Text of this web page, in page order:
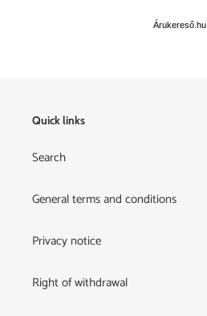
Árukereső.hu
Quick links
Search
General terms and conditions
Privacy notice
Right of withdrawal